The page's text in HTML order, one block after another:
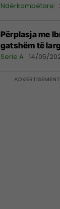
Ndërkombëtare
Përplasja me
gatshëm të
Serie A 14/05/